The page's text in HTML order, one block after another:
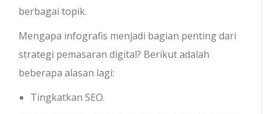
berbagai topik.
Mengapa infografis menjadi bagian penting dari
strategi pemasaran digital? Berikut adalah
beberapa alasan lagi:
Tingkatkan SEO.